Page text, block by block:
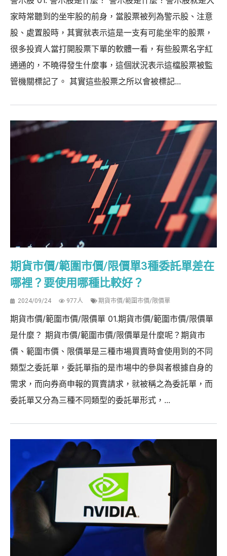
家時常聽到的坐牢股的前身，當股票被列為警示股、注意
股、處置股時，其實就表示這是一支有可能坐牢的股票，
很多投資人當打開股票下單的軟體一看，有些股票名字紅
通通的，不曉得發生什麼事，這個狀況表示這檔股票被監
管機關標記了。 其實這些股票之所以會被標記...
期貨市價/範圍市價/限價單3種委託單差在
哪裡？要使用哪種比較好？
2024/09/24 977人 期貨市價/範圍市價/限價單
期貨市價/範圍市價/限價單 01.期貨市價/範圍市價/限價單
是什麼？ 期貨市價/範圍市價/限價單是什麼呢？期貨市
價、範圍市價、限價單是三種市場買賣時會使用到的不同
類型之委託單，委託單指的是市場中的參與者根據自身的
需求，而向券商申報的買賣請求，就被稱之為委託單，而
委託單又分為三種不同類型的委託單形式，...